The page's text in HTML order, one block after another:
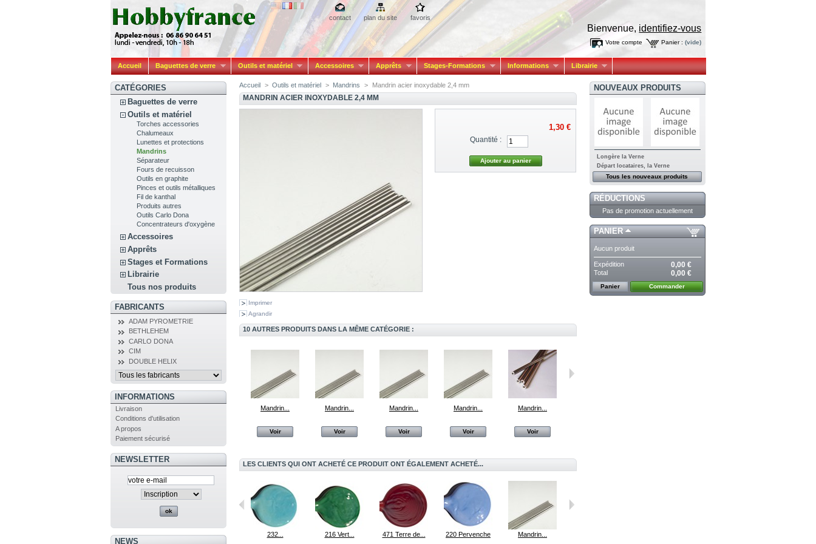
contact plan du site favoris
Bienvenue, identifiez-vous
Panier : (vide)
Votre compte
Accueil Baguettes de verre Outils et matériel Accessoires Apprêts Stages-Formations Informations Librairie
CATÉGORIES
Baguettes de verre
Outils et matériel
Torches accessories
Chalumeaux
Lunettes et protections
Mandrins
Séparateur
Fours de recuisson
Outils en graphite
Pinces et outils métalliques
Fil de kanthal
Produits autres
Outils Carlo Dona
Concentrateurs d'oxygène
Accessoires
Apprêts
Stages et Formations
Librairie
Tous nos produits
FABRICANTS
ADAM PYROMETRIE
BETHLEHEM
CARLO DONA
CIM
DOUBLE HELIX
INFORMATIONS
Livraison
Conditions d'utilisation
A propos
Paiement sécurisé
NEWSLETTER
NEWS
Accueil > Outils et matériel > Mandrins > Mandrin acier inoxydable 2,4 mm
MANDRIN ACIER INOXYDABLE 2,4 MM
Imprimer
Agrandir
1,30 €
Quantité :
10 AUTRES PRODUITS DANS LA MÊME CATÉGORIE :
Mandrin...
Voir
Mandrin...
Voir
Mandrin...
Voir
Mandrin...
Voir
Mandrin...
Voir
LES CLIENTS QUI ONT ACHETÉ CE PRODUIT ONT ÉGALEMENT ACHETÉ...
Mandrin à... 052 Bleuté... 232... 216 Vert... 471 Terre de... 220 Pervenche Mandrin...
NOUVEAUX PRODUITS
Longère la Verne
Départ locataires, la Verne
Tous les nouveaux produits
RÉDUCTIONS
Pas de promotion actuellement
PANIER
Aucun produit
Expédition 0,00 €
Total 0,00 €
Panier Commander